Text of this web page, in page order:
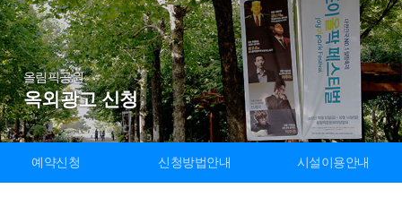
올림픽공원
옥외광고 신청
예약신청 신청방법안내 시설이용안내